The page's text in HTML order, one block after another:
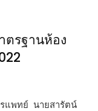
ตรฐานห้อง
แพทย์ นายสารัตน์